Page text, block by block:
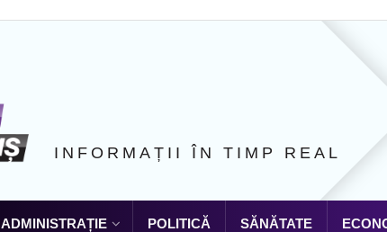
INFORMAȚII ÎN TIMP REAL
ADMINISTRAȚIE POLITICĂ SĂNĂTATE